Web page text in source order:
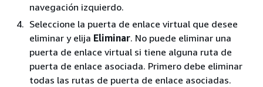
navegación izquierdo.
Seleccione la puerta de enlace virtual que desee
eliminar y elija Eliminar. No puede eliminar una
puerta de enlace virtual si tiene alguna ruta de
puerta de enlace asociada. Primero debe eliminar
todas las rutas de puerta de enlace asociadas.